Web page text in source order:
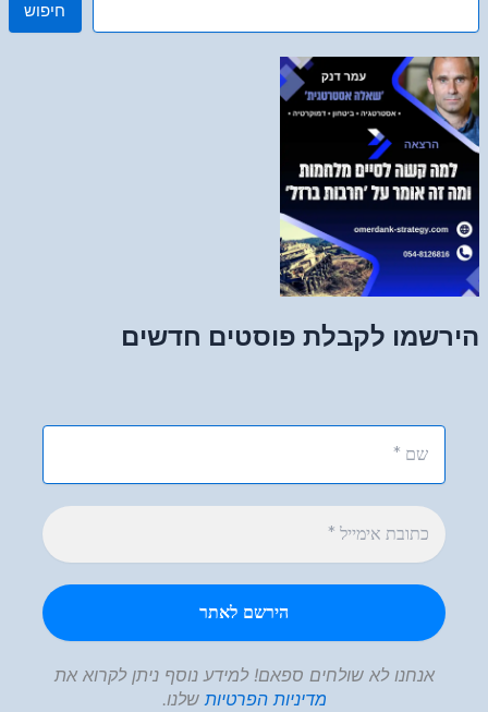
חיפוש
הירשמו לקבלת פוסטים חדשים
אנחנו לא שולחים ספאם! למידע נוסף ניתן לקרוא את
מדיניות הפרטיותשלנו.